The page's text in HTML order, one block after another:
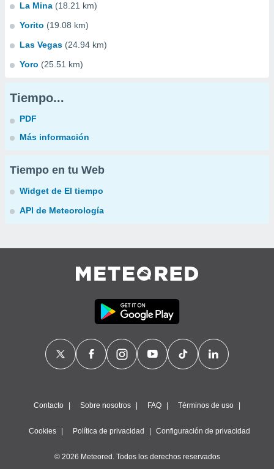
La Mina (18.21 km)
Yorito (19.08 km)
Las Vegas (24.94 km)
Yoro (25.51 km)
Tiempo...
PDF
Más información
Tiempo en tu Web
Widget de El tiempo
API de Meteorología
Contacto Sobre nosotros FAQ Términos de uso
Cookies Política de privacidad Configuración de privacidad
© 2026 Meteored. Todos los derechos reservados